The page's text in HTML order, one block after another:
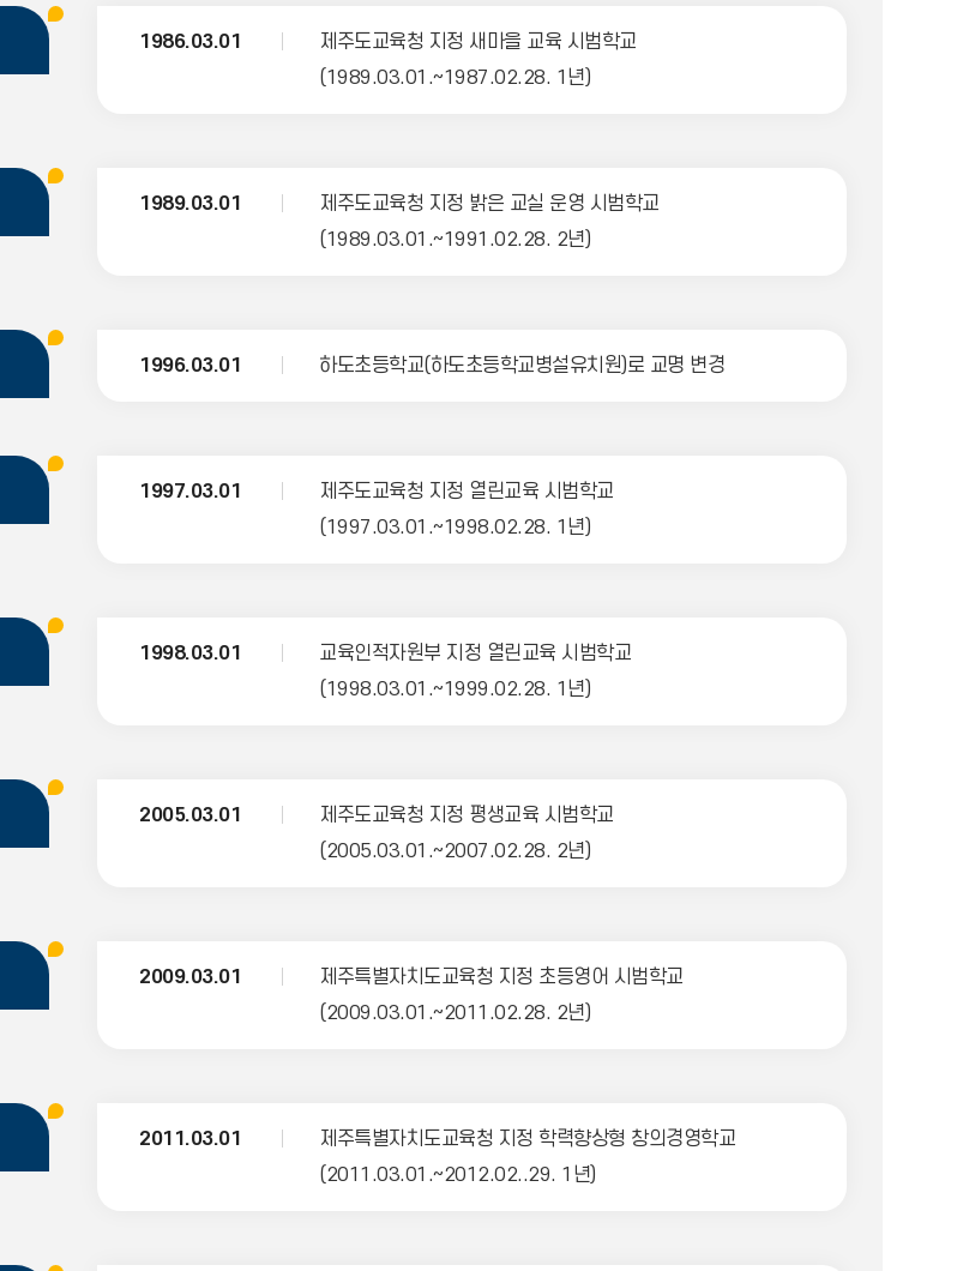
1986.03.01
제주도교육청 지정 새마을 교육 시범학교
(1989.03.01.~1987.02.28. 1년)
1989.03.01
제주도교육청 지정 밝은 교실 운영 시범학교
(1989.03.01.~1991.02.28. 2년)
1996.03.01 하도초등학교(하도초등학교병설유치원)로 교명 변경
1997.03.01
제주도교육청 지정 열린교육 시범학교
(1997.03.01.~1998.02.28. 1년)
1998.03.01
교육인적자원부 지정 열린교육 시범학교
(1998.03.01.~1999.02.28. 1년)
2005.03.01
제주도교육청 지정 평생교육 시범학교
(2005.03.01.~2007.02.28. 2년)
2009.03.01
제주특별자치도교육청 지정 초등영어 시범학교
(2009.03.01.~2011.02.28. 2년)
2011.03.01
제주특별자치도교육청 지정 학력향상형 창의경영학교
(2011.03.01.~2012.02..29. 1년)